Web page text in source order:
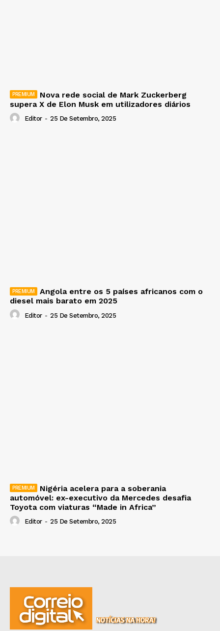
Nova rede social de Mark Zuckerberg
supera X de Elon Musk em utilizadores diários
Editor - 25 De Setembro, 2025
Angola entre os 5 países africanos com o
diesel mais barato em 2025
Editor - 25 De Setembro, 2025
Nigéria acelera para a soberania
automóvel: ex-executivo da Mercedes desafia
Toyota com viaturas “Made in Africa”
Editor - 25 De Setembro, 2025